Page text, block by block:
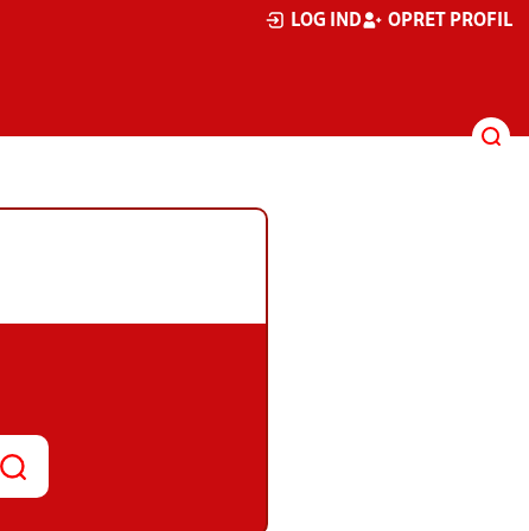
LOG IND OPRET PROFIL